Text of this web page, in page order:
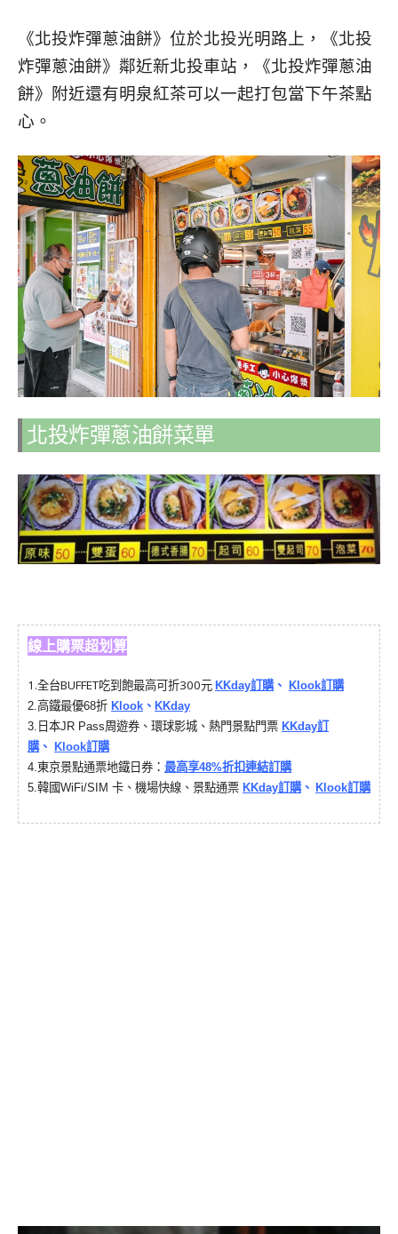
《北投炸彈蔥油餅》位於北投光明路上，《北投
炸彈蔥油餅》鄰近新北投車站，《北投炸彈蔥油
餅》附近還有明泉紅茶可以一起打包當下午茶點
心。
北投炸彈蔥油餅菜單
線上購票超划算
1.全台BUFFET吃到飽最高可折300元 KKday訂購、 Klook訂購
2. 高鐵最優68折 Klook 、 KKday
3. 日本JR Pass周遊券、環球影城、熱門景點門票 KKday訂
購、 Klook訂購
4. 東京景點通票地鐵日券： 最高享48%折扣連結訂購
5. 韓國WiFi/SIM 卡、機場快線、景點通票 KKday訂購、 Klook訂購